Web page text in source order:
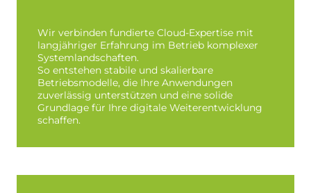
Wir verbinden fundierte Cloud-Expertise mit
langjähriger Erfahrung im Betrieb komplexer
Systemlandschaften.
So entstehen stabile und skalierbare
Betriebsmodelle, die Ihre Anwendungen
zuverlässig unterstützen und eine solide
Grundlage für Ihre digitale Weiterentwicklung
schaffen.